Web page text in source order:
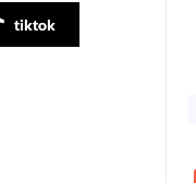
tiktok